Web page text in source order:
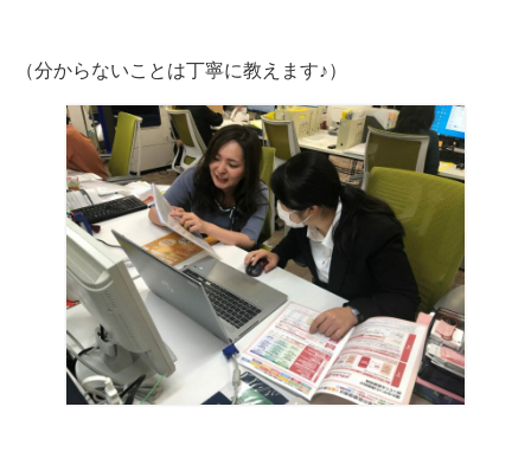
（分からないことは丁寧に教えます♪）